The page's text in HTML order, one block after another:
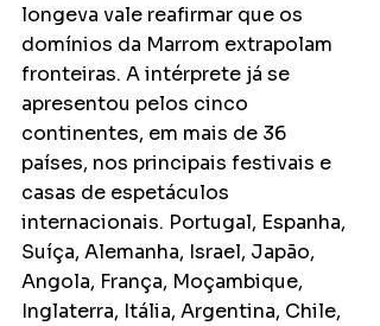
longeva vale reafirmar que os
domínios da Marrom extrapolam
fronteiras. A intérprete já se
apresentou pelos cinco
continentes, em mais de 36
países, nos principais festivais e
casas de espetáculos
internacionais. Portugal, Espanha,
Suíça, Alemanha, Israel, Japão,
Angola, França, Moçambique,
Inglaterra, Itália, Argentina, Chile,